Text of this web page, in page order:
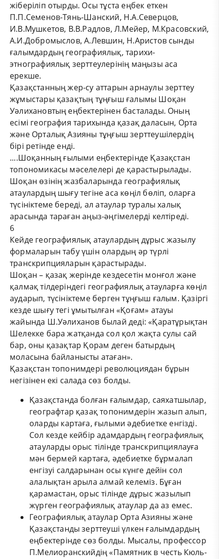
жіберіліп отырды. Осы тұста еңбек еткен
П.П.Семенов-Тянь-Шанский, Н.А.Северцов,
И.В.Мушкетов, В.В.Радлов, Л.Мейер, М.Красовский,
А.И.Добромыслов, А.Левшин, Н.Аристов сынды
ғалымдардың географиялық, тарихи-
этнографиялық зерттеулерінің маңызы аса
ерекше.
Қазақстанның жер-су аттарын арнаулы зерттеу
жұмыстары қазақтың тұңғыш ғалымы Шоқан
Уәлихановтың еңбектерінен басталады. Оның
есімі география тарихында қазақ даласын, Орта
және Орталық Азияны тұңғыш зерттеушілердің
бірі ретінде енді.
....Шоқанның ғылыми еңбектерінде Қазақстан
топономикасы мәселелері де қарастырылады.
Шоқан өзінің жазбаларында географиялық
атаулардың шығу тегіне аса көңіл бөліп, оларға
түсініктеме береді, ал атаулар туралы халық
арасында тараған аңыз-әңгімелерді келтіреді.
6
Кейде географиялық атаулардың дұрыс жазылу
формаларын табу үшін олардың әр түрлі
транскрипцияларын қарастырады.
Шоқан – қазақ жерінде кездесетін монғол және
қалмақ тілдеріндегі географиялық атауларға көңіл
аударып, түсініктеме берген тұңғыш ғалым. Қазіргі
кезде шығу тегі ұмытылған «Қоғам» атауы
жайында Ш.Уәлиханов былай деді: «Қаратұрықтан
Шелекке бара жатқанда сол қол жақта сулы сай
бар, оны қазақтар Қорам деген батырдың
моласына байланысты атаған».
Қазақстан топонимдері революциядан бұрын
негізінен екі салада сөз болды.
Қазақстанда болған ғалымдар, саяхатшылар,
географтар қазақ топонимдерін жазып алып,
оларды картаға, ғылыми әдебиетке енгізді.
Сол кезде кейбір адамдардың географиялық
атауларды орыс тілінде транскрипциялауға
мән бермей картаға, әдебиетке бұрмалап
енгізуі салдарынан осы күнге дейін сол
алалықтан арыла алмай келеміз. Бұған
қарамастан, орыс тілінде дұрыс жазылып
жүрген географиялық атаулар да аз емес.
Географиялық атаулар Орта Азияны және
Қазақстанды зерттеуші үлкен ғалымдардың
еңбектерінде сөз болды. Мысалы, профессор
П.Мелиоранскийдің «Памятник в честь Кюль-